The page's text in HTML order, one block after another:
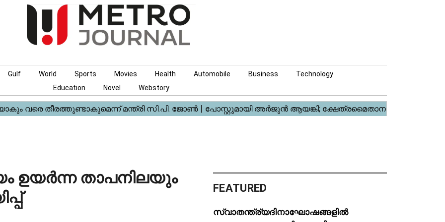
Gulf World Sports Movies Health Automobile Business
Technology
Education
Novel Webstory
ഉയർന്ന താപനിലയും
FEATURED
സ്വാതന്ത്ര്യദിനാഘോഷങ്ങളിൽ